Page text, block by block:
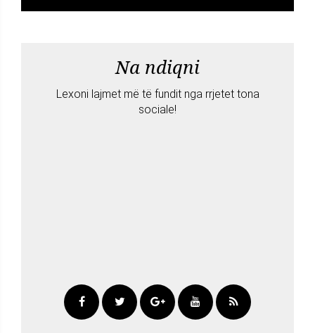
Na ndiqni
Lexoni lajmet më të fundit nga rrjetet tona
sociale!